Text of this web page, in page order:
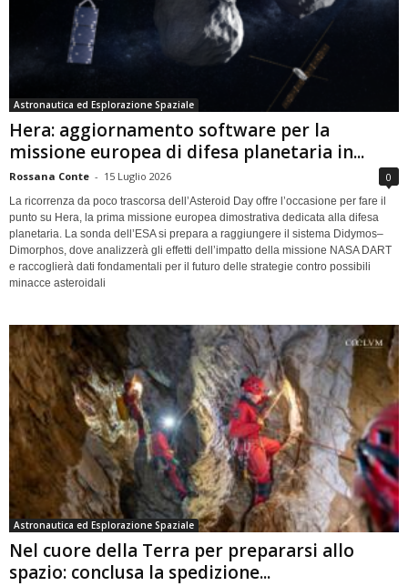
Astronautica ed Esplorazione Spaziale
Hera: aggiornamento software per la
missione europea di difesa planetaria in...
Rossana Conte - 15 Luglio 2026 0
La ricorrenza da poco trascorsa dell’Asteroid Day offre l’occasione per fare il
punto su Hera, la prima missione europea dimostrativa dedicata alla difesa
planetaria. La sonda dell’ESA si prepara a raggiungere il sistema Didymos–
Dimorphos, dove analizzerà gli effetti dell’impatto della missione NASA DART
e raccoglierà dati fondamentali per il futuro delle strategie contro possibili
minacce asteroidali
Astronautica ed Esplorazione Spaziale
Nel cuore della Terra per prepararsi allo
spazio: conclusa la spedizione...